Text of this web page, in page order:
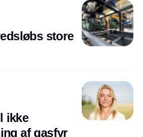
store
ikke
af gasfyr